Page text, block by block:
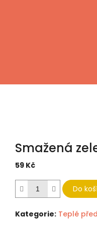
Smažená
59 Kč
cena:
Do
Kategorie: Teplé